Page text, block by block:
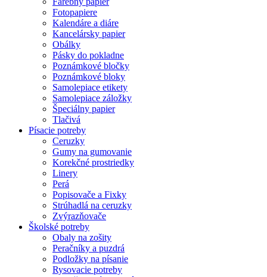
Fotopapiere
Kalendáre a diáre
Kancelársky papier
Obálky
Pásky do pokladne
Poznámkové bločky
Poznámkové bloky
Samolepiace etikety
Samolepiace záložky
Špeciálny papier
Tlačivá
Písacie potreby
Ceruzky
Gumy na gumovanie
Korekčné prostriedky
Linery
Perá
Popisovače a Fixky
Strúhadlá na ceruzky
Zvýrazňovače
Školské potreby
Obaly na zošity
Peračníky a puzdrá
Podložky na písanie
Rysovacie potreby